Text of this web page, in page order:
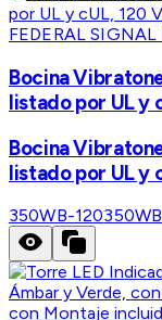
FEDERAL
Bocina
listado por UL y
Bocina
listado por UL y
350WB-120